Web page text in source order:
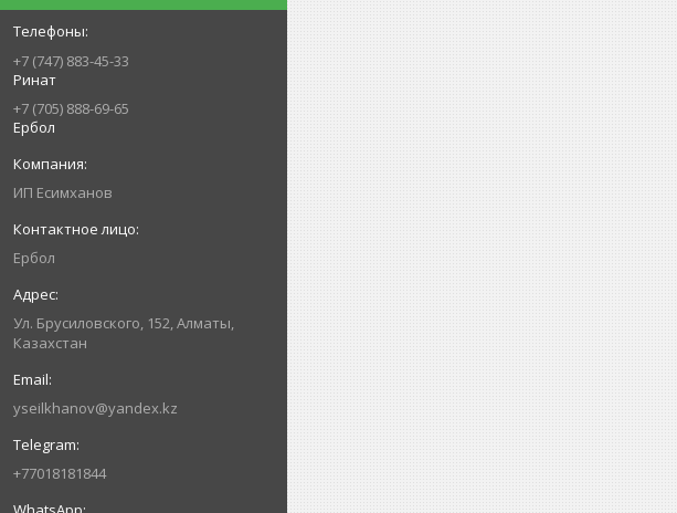
+7 (747) 883-45-33
Ринат
+7 (705) 888-69-65
Ербол
ИП Есимxанов
Ербол
Ул. Брусиловского, 152, Алматы,
Казахстан
yseilkhanov@yandex.kz
+77018181844